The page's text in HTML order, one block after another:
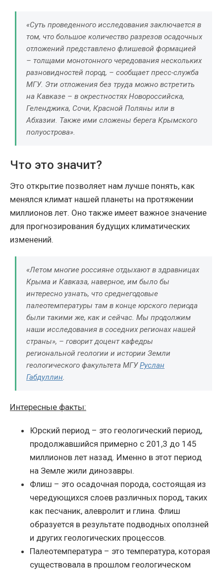
«Суть проведенного исследования заключается в
том, что большое количество разрезов осадочных
отложений представлено флишевой формацией
– толщами монотонного чередования нескольких
разновидностей пород, – сообщает пресс-служба
МГУ. Эти отложения без труда можно встретить
на Кавказе – в окрестностях Новороссийска,
Геленджика, Сочи, Красной Поляны или в
Абхазии. Также ими сложены берега Крымского
полуострова».
Что это значит?
Это открытие позволяет нам лучше понять, как
менялся климат нашей планеты на протяжении
миллионов лет. Оно также имеет важное значение
для прогнозирования будущих климатических
изменений.
«Летом многие россияне отдыхают в здравницах
Крыма и Кавказа, наверное, им было бы
интересно узнать, что среднегодовые
палеотемпературы там в конце юрского периода
были такими же, как и сейчас. Мы продолжим
наши исследования в соседних регионах нашей
страны», – говорит доцент кафедры
региональной геологии и истории Земли
геологического факультета МГУРуслан
Габдуллин.
Интересные факты:
Юрский период – это геологический период,
продолжавшийся примерно с 201,3 до 145
миллионов лет назад. Именно в этот период
на Земле жили динозавры.
Флиш – это осадочная порода, состоящая из
чередующихся слоев различных пород, таких
как песчаник, алевролит и глина. Флиш
образуется в результате подводных оползней
и других геологических процессов.
Палеотемпература – это температура, которая
существовала в прошлом геологическом